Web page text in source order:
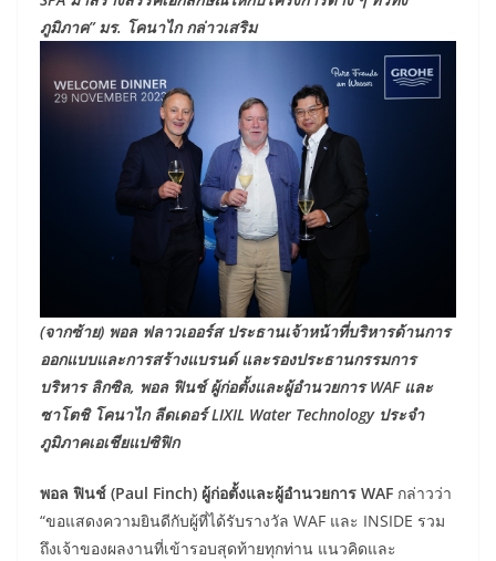
ภูมิภาค” มร. โคนาไก กล่าวเสริม
(จากซ้าย) พอล ฟลาวเออร์ส ประธานเจ้าหน้าที่บริหารด้านการ
ออกแบบและการสร้างแบรนด์ และรองประธานกรรมการ
บริหาร ลิกซิล, พอล ฟินช์ ผู้ก่อตั้งและผู้อำนวยการ WAF และ
ซาโตชิ โคนาไก ลีดเดอร์ LIXIL Water Technology ประจำ
ภูมิภาคเอเชียแปซิฟิก
พอล ฟินช์ (Paul Finch) ผู้ก่อตั้งและผู้อำนวยการ WAF กล่าวว่า
“ขอแสดงความยินดีกับผู้ที่ได้รับรางวัล WAF และ INSIDE รวม
ถึงเจ้าของผลงานที่เข้ารอบสุดท้ายทุกท่าน แนวคิดและ